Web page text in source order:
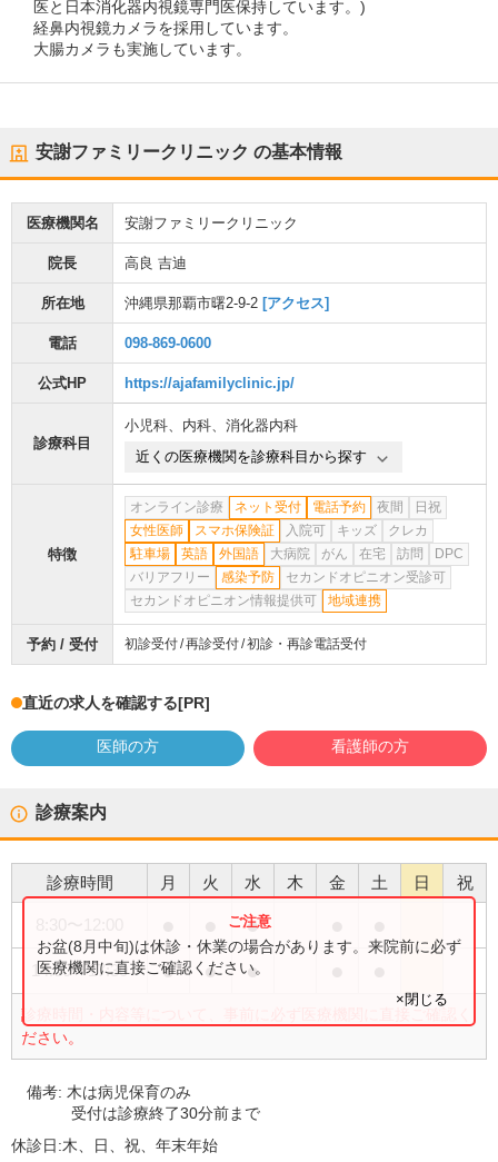
医と日本消化器内視鏡専門医保持しています。)
経鼻内視鏡カメラを採用しています。
大腸カメラも実施しています。
安謝ファミリークリニック の基本情報
医療機関名 安謝ファミリークリニック
院長 高良 吉迪
所在地 沖縄県那覇市曙2-9-2 [アクセス]
電話 098-869-0600
公式HP https://ajafamilyclinic.jp/
診療科目
小児科、 内科、 消化器内科
近くの医療機関を診療科目から探す
特徴
オンライン診療 ネット受付 電話予約 夜間
日祝
女性医師
スマホ保険証 入院可 キッズ
クレカ
駐車場
英語 外国語 大病院 がん 在宅 訪問
DPC
バリアフリー
感染予防
セカンドオピニオン受診可
セカンドオピニオン情報提供可
地域連携
予約 / 受付 初診受付 再診受付 初診・再診電話受付
直近の求人を確認する[PR]
医師の方 看護師の方
診療案内
診療時間 月 火 水 木 金 土 日 祝
●
14:00〜17:30 ● ● ●
診療時間・内容等について、事前に必ず医療機関に直接ご確認く
ださい。
お盆(8月中旬)は休診・休業の場合があります。来院前に必ず
医療機関に直接ご確認ください。
×閉じる
備考: 木は病児保育のみ
受付は診療終了30分前まで
休診日:木、日、祝、年末年始